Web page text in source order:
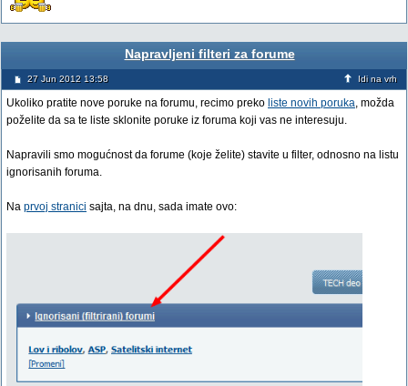
Napravljeni filteri za forume
27 Jun 2012 13:58 Idi na vrh
Ukoliko pratite nove poruke na forumu, recimo preko liste novih poruka, možda
poželite da sa te liste sklonite poruke iz foruma koji vas ne interesuju.
Napravili smo mogućnost da forume (koje želite) stavite u filter, odnosno na listu
ignorisanih foruma.
Na prvoj stranici sajta, na dnu, sada imate ovo: